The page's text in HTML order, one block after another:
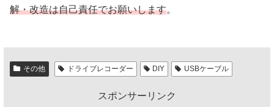
解・改造は自己責任でお願いします。
その他 ドライブレコーダー DIY USBケーブル
スポンサーリンク